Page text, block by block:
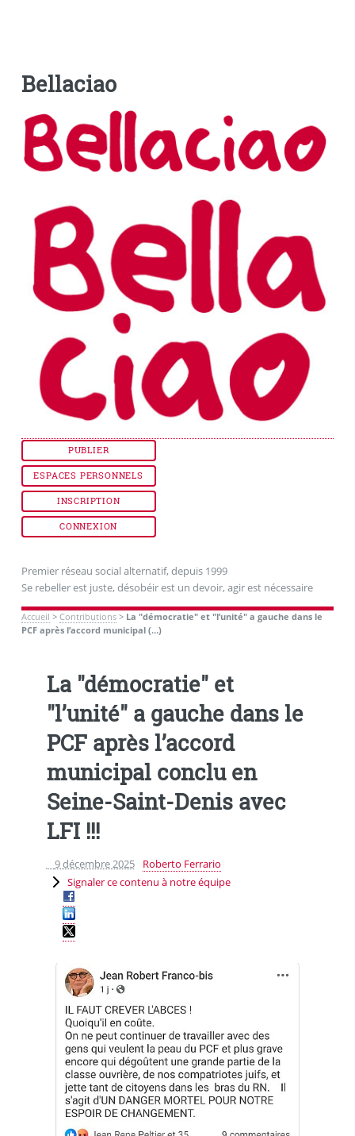
Bellaciao
PUBLIER
ESPACES PERSONNELS
INSCRIPTION
CONNEXION
Premier réseau social alternatif, depuis 1999
Se rebeller est juste, désobéir est un devoir, agir est nécessaire
Accueil > Contributions> La "démocratie" et "l’unité" a gauche dans le
PCF après l’accord municipal (…)
La "démocratie" et
"l’unité" a gauche dans le
PCF après l’accord
municipal conclu en
Seine-Saint-Denis avec
LFI !!!
9 décembre 2025
Roberto Ferrario
Signaler ce contenu à notre équipe